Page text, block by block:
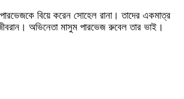
বিয়ে করেন সোহেল রানা। তাদের একমাত্র
অভিনেতা মাসুম পারভেজ রুবেল তার ভাই।